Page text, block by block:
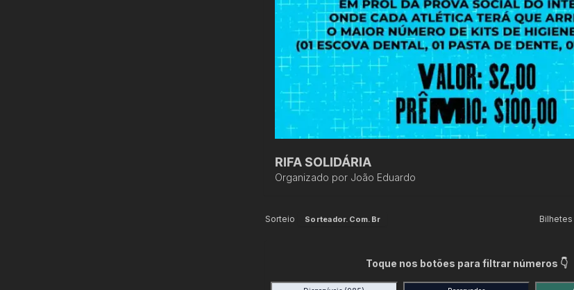
RIFA SOLIDÁRIA
Organizado por João Eduardo
Sorteio Sorteador.com.br
Toque nos botões para filtrar números 👇